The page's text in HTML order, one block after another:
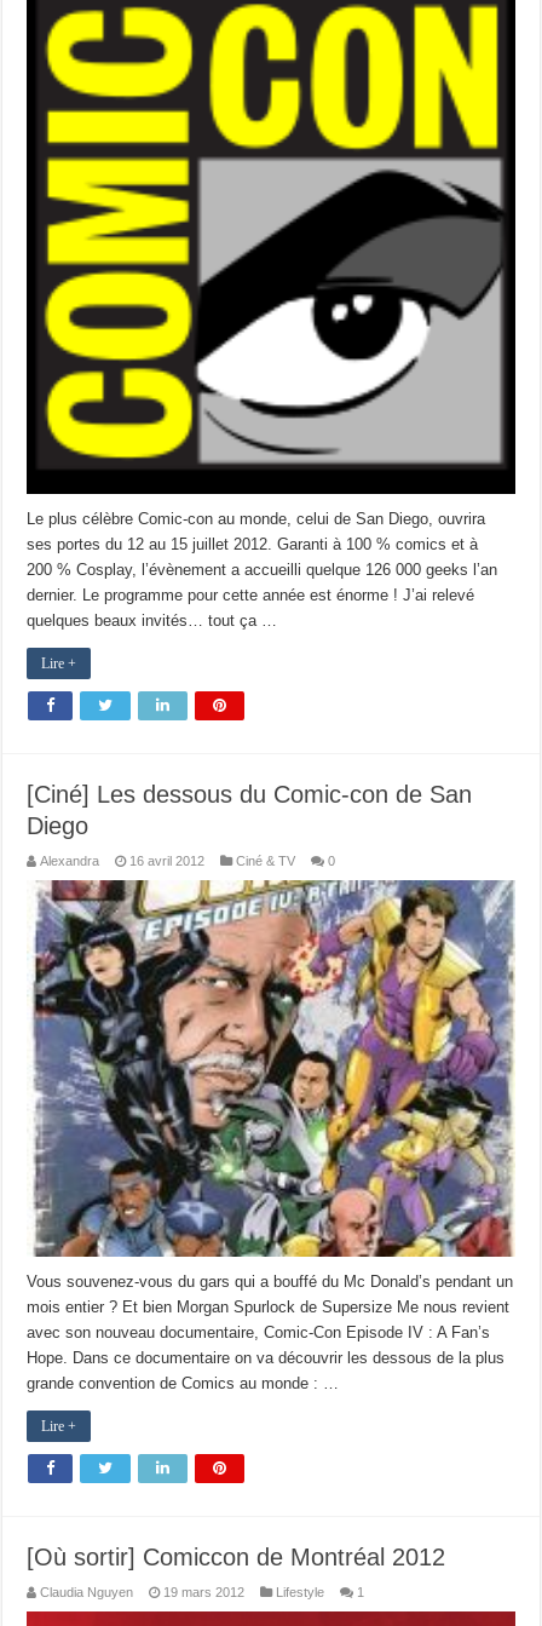
Le plus célèbre Comic-con au monde, celui de San Diego, ouvrira
ses portes du 12 au 15 juillet 2012. Garanti à 100 % comics et à
200 % Cosplay, l’évènement a accueilli quelque 126 000 geeks l’an
dernier. Le programme pour cette année est énorme ! J’ai relevé
quelques beaux invités… tout ça …
Lire +
[Ciné] Les dessous du Comic-con de San
Diego
Alexandra 16 avril 2012 Ciné & TV 0
Vous souvenez-vous du gars qui a bouffé du Mc Donald’s pendant un
mois entier ? Et bien Morgan Spurlock de Supersize Me nous revient
avec son nouveau documentaire, Comic-Con Episode IV : A Fan’s
Hope. Dans ce documentaire on va découvrir les dessous de la plus
grande convention de Comics au monde : …
Lire +
[Où sortir] Comiccon de Montréal 2012
Claudia Nguyen 19 mars 2012 Lifestyle 1